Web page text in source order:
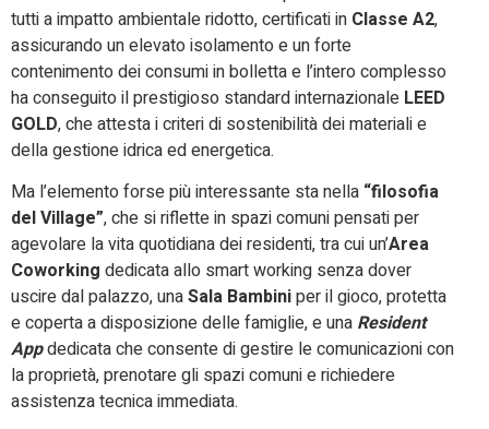
tutti a impatto ambientale ridotto, certificati in Classe A2,
assicurando un elevato isolamento e un forte
contenimento dei consumi in bolletta e l’intero complesso
ha conseguito il prestigioso standard internazionale LEED
GOLD, che attesta i criteri di sostenibilità dei materiali e
della gestione idrica ed energetica.
Ma l’elemento forse più interessante sta nella “filosofia
del Village”, che si riflette in spazi comuni pensati per
agevolare la vita quotidiana dei residenti, tra cui un’Area
Coworking dedicata allo smart working senza dover
uscire dal palazzo, unaSala Bambiniper il gioco, protetta
e coperta a disposizione delle famiglie, e una Resident
Appdedicata che consente di gestire le comunicazioni con
la proprietà, prenotare gli spazi comuni e richiedere
assistenza tecnica immediata.